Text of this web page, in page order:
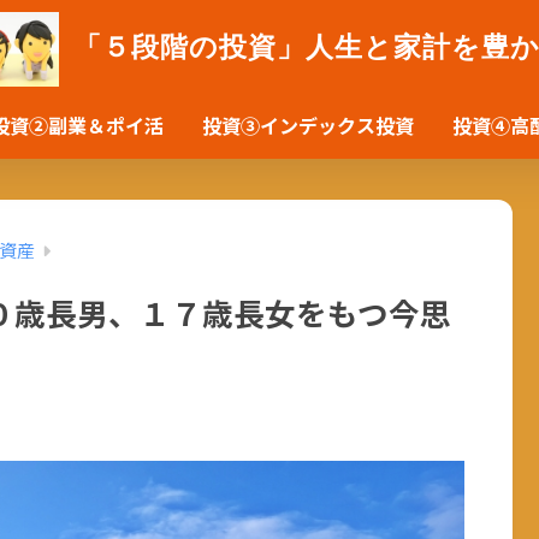
「５段階の投資」人生と家計を豊
資②副業＆ポイ活 投資③インデックス投資 投資④高
産
長男、１７歳長女をもつ今思